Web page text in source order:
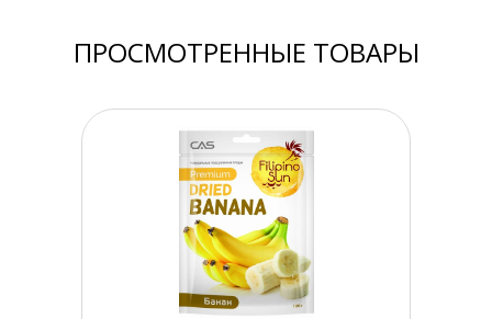
ПРОСМОТРЕННЫЕ ТОВАРЫ